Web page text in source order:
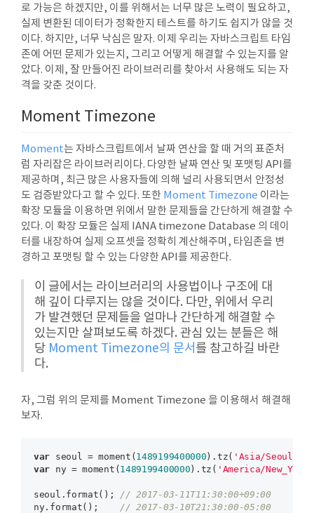
로 가능은 하겠지만, 이를 위해서는 너무 많은 노력이 필요하고,
실제 변환된 데이터가 정확한지 테스트를 하기도 쉽지가 않을 것
이다. 하지만, 너무 낙심은 말자. 이제 우리는 자바스크립트 타임
존에 어떤 문제가 있는지, 그리고 어떻게 해결할 수 있는지를 알
았다. 이제, 잘 만들어진 라이브러리를 찾아서 사용해도 되는 자
격을 갖춘 것이다.
Moment Timezone
Moment는 자바스크립트에서 날짜 연산을 할 때 거의 표준처
럼 자리잡은 라이브러리이다. 다양한 날짜 연산 및 포맷팅 API를
제공하며, 최근 많은 사용자들에 의해 널리 사용되면서 안정성
도 검증받았다고 할 수 있다. 또한 Moment Timezone 이라는
확장 모듈을 이용하면 위에서 말한 문제들을 간단하게 해결할 수
있다. 이 확장 모듈은 실제 IANA timezone Database 의 데이
터를 내장하여 실제 오프셋을 정확히 계산해주며, 타임존을 변
경하고 포맷팅 할 수 있는 다양한 API를 제공한다.
이 글에서는 라이브러리의 사용법이나 구조에 대
해 깊이 다루지는 않을 것이다. 다만, 위에서 우리
가 발견했던 문제들을 얼마나 간단하게 해결할 수
있는지만 살펴보도록 하겠다. 관심 있는 분들은 해
당 Moment Timezone의 문서 를 참고하길 바란
다.
자, 그럼 위의 문제를 Moment Timezone 을 이용해서 해결해
보자.
var seoul = moment( 1489199400000 ).tz( 'Asia/Seoul'
var ny = moment( 1489199400000 ).tz( 'America/New_York'
seoul.format(); // 2017-03-11T11:30:00+09:00
ny.format(); // 2017-03-10T21:30:00-05:00